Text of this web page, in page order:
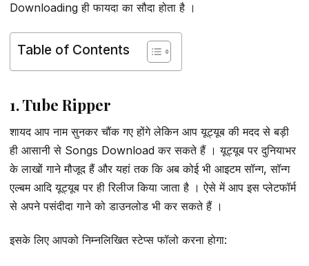
Downloading ही फायदा का सौदा होता है ।
Table of Contents
1. Tube Ripper
शायद आप नाम सुनकर चौंक गए होंगे लेकिन आप यूट्यूब की मदद से बड़ी
ही आसानी से Songs Download कर सकते हैं । यूट्यूब पर दुनियाभर
के लाखों गाने मौजूद हैं और यहां तक कि अब कोई भी आइटम सॉन्ग, सॉन्ग
एल्बम आदि यूट्यूब पर ही रिलीज किया जाता है । ऐसे में आप इस प्लेटफॉर्म
से अपने पसंदीदा गाने को डाउनलोड भी कर सकते हैं ।
इसके लिए आपको निम्नलिखित स्टेप्स फॉलो करना होगा: